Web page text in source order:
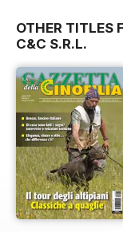
OTHER TITLES
C&C S.R.L.